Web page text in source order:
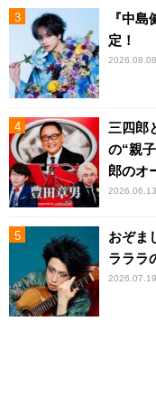
『中
定！
2026.08.08
三四郎
の“親
郎のオ
2026.06.13
おぞま
ラララ
2026.07.19